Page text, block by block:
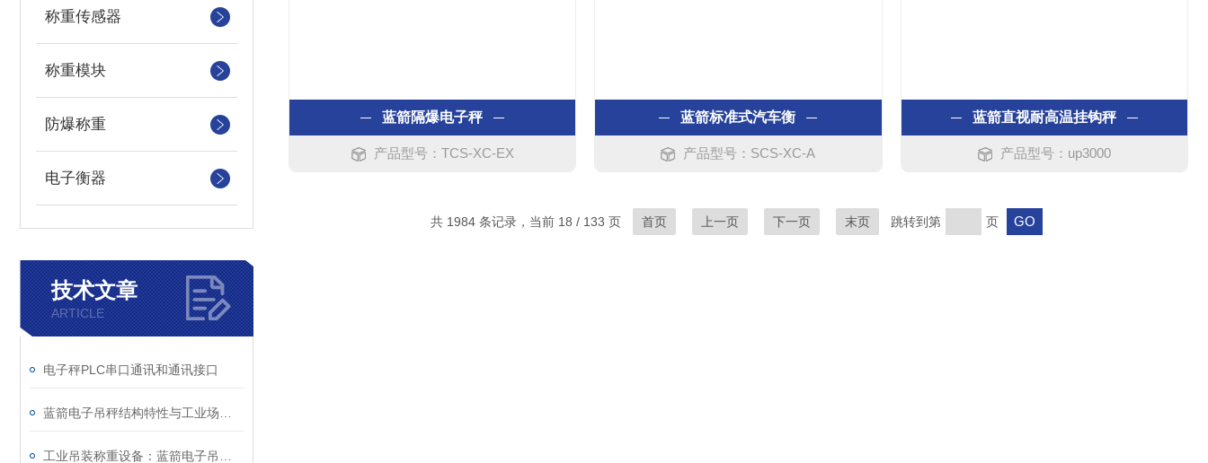
称重传感器
称重模块
防爆称重
电子衡器
技术文章
ARTICLE
电子秤PLC串口通讯和通讯接口
蓝箭隔爆电子秤
产品型号：TCS-XC-EX
蓝箭标准式汽车衡
产品型号：SCS-XC-A
蓝箭直视耐高温挂钩秤
产品型号：up3000
共 1984 条记录，当前 18 / 133 页 首页 上一页 下一页 末页 跳转到第 页